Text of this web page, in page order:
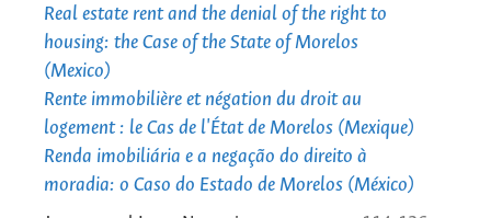
Real estate rent and the denial of the right to
housing: the Case of the State of Morelos
(Mexico)
Rente immobilière et négation du droit au
logement : le Cas de l'État de Morelos (Mexique)
Renda imobiliária e a negação do direito à
moradia: o Caso do Estado de Morelos (México)